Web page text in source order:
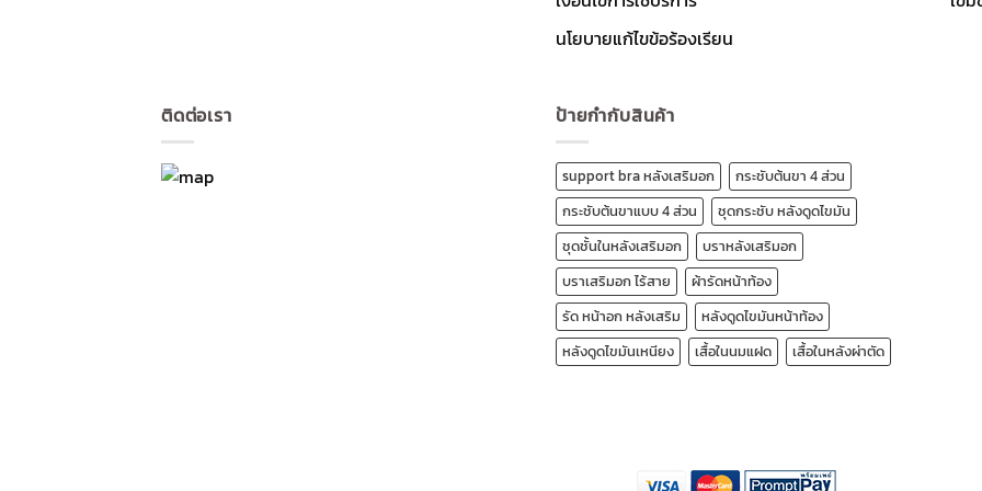
นโยบายแก้ไขข้อร้องเรียน
ติดต่อเรา ป้ายกำกับสินค้า
support bra หลังเสริมอก
กระชับต้นขา 4 ส่วน
กระชับต้นขาแบบ 4 ส่วน
ชุดกระชับ หลังดูดไขมัน
ชุดชั้นในหลังเสริมอก
บราหลังเสริมอก
บราเสริมอก ไร้สาย
ผ้ารัดหน้าท้อง
รัด หน้าอก หลังเสริม
หลังดูดไขมันหน้าท้อง
หลังดูดไขมันเหนียง
เสื้อในนมแฝด เสื้อในหลังผ่าตัด